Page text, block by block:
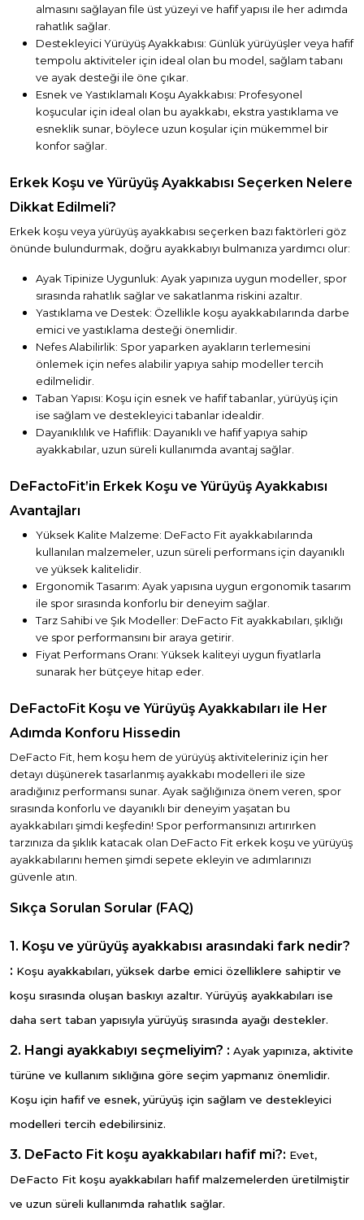
almasını sağlayan file üst yüzeyi ve hafif yapısı ile her adımda
rahatlık sağlar.
Destekleyici Yürüyüş Ayakkabısı: Günlük yürüyüşler veya hafif
tempolu aktiviteler için ideal olan bu model, sağlam tabanı
ve ayak desteği ile öne çıkar.
Esnek ve Yastıklamalı Koşu Ayakkabısı: Profesyonel
koşucular için ideal olan bu ayakkabı, ekstra yastıklama ve
esneklik sunar, böylece uzun koşular için mükemmel bir
konfor sağlar.
Erkek Koşu ve Yürüyüş Ayakkabısı Seçerken Nelere
Dikkat Edilmeli?
Erkek koşu veya yürüyüş ayakkabısı seçerken bazı faktörleri göz
önünde bulundurmak, doğru ayakkabıyı bulmanıza yardımcı olur:
Ayak Tipinize Uygunluk: Ayak yapınıza uygun modeller, spor
sırasında rahatlık sağlar ve sakatlanma riskini azaltır.
Yastıklama ve Destek: Özellikle koşu ayakkabılarında darbe
emici ve yastıklama desteği önemlidir.
Nefes Alabilirlik: Spor yaparken ayakların terlemesini
önlemek için nefes alabilir yapıya sahip modeller tercih
edilmelidir.
Taban Yapısı: Koşu için esnek ve hafif tabanlar, yürüyüş için
ise sağlam ve destekleyici tabanlar idealdir.
Dayanıklılık ve Hafiflik: Dayanıklı ve hafif yapıya sahip
ayakkabılar, uzun süreli kullanımda avantaj sağlar.
DeFactoFit’in Erkek Koşu ve Yürüyüş Ayakkabısı
Avantajları
Yüksek Kalite Malzeme: DeFacto Fit ayakkabılarında
kullanılan malzemeler, uzun süreli performans için dayanıklı
ve yüksek kalitelidir.
Ergonomik Tasarım: Ayak yapısına uygun ergonomik tasarım
ile spor sırasında konforlu bir deneyim sağlar.
Tarz Sahibi ve Şık Modeller: DeFacto Fit ayakkabıları, şıklığı
ve spor performansını bir araya getirir.
Fiyat Performans Oranı: Yüksek kaliteyi uygun fiyatlarla
sunarak her bütçeye hitap eder.
DeFactoFit Koşu ve Yürüyüş Ayakkabıları ile Her
Adımda Konforu Hissedin
DeFacto Fit, hem koşu hem de yürüyüş aktiviteleriniz için her
detayı düşünerek tasarlanmış ayakkabı modelleri ile size
aradığınız performansı sunar. Ayak sağlığınıza önem veren, spor
sırasında konforlu ve dayanıklı bir deneyim yaşatan bu
ayakkabıları şimdi keşfedin! Spor performansınızı artırırken
tarzınıza da şıklık katacak olan DeFacto Fit erkek koşu ve yürüyüş
ayakkabılarını hemen şimdi sepete ekleyin ve adımlarınızı
güvenle atın.
Sıkça Sorulan Sorular (FAQ)
1. Koşu ve yürüyüş ayakkabısı arasındaki fark nedir?
: Koşu ayakkabıları, yüksek darbe emici özelliklere sahiptir ve
koşu sırasında oluşan baskıyı azaltır. Yürüyüş ayakkabıları ise
daha sert taban yapısıyla yürüyüş sırasında ayağı destekler.
2. Hangi ayakkabıyı seçmeliyim? : Ayak yapınıza, aktivite
türüne ve kullanım sıklığına göre seçim yapmanız önemlidir.
Koşu için hafif ve esnek, yürüyüş için sağlam ve destekleyici
modelleri tercih edebilirsiniz.
3. DeFacto Fit koşu ayakkabıları hafif mi?: Evet,
DeFacto Fit koşu ayakkabıları hafif malzemelerden üretilmiştir
ve uzun süreli kullanımda rahatlık sağlar.